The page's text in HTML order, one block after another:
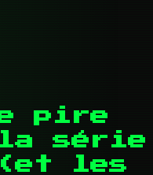
pire
série
(et les